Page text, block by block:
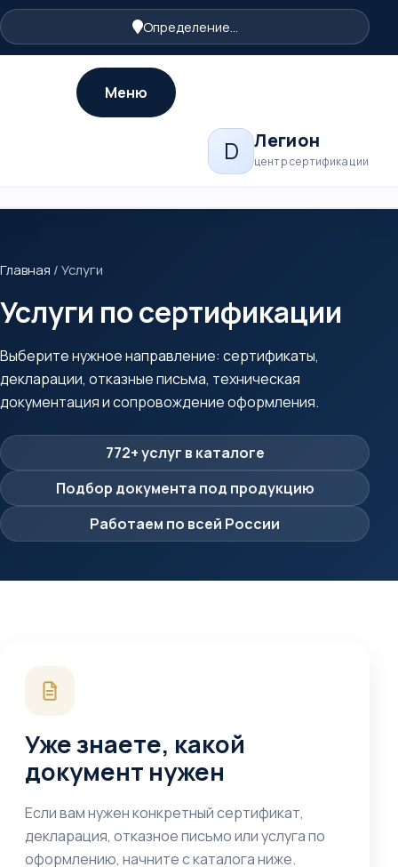
Определение...
D Легион
центр сертификации
Меню
Главная / Услуги
Услуги по сертификации
Выберите нужное направление: сертификаты,
декларации, отказные письма, техническая
документация и сопровождение оформления.
772+ услуг в каталоге
Подбор документа под продукцию
Работаем по всей России
Уже знаете, какой
документ нужен
Если вам нужен конкретный сертификат,
декларация, отказное письмо или услуга по
оформлению, начните с каталога ниже.